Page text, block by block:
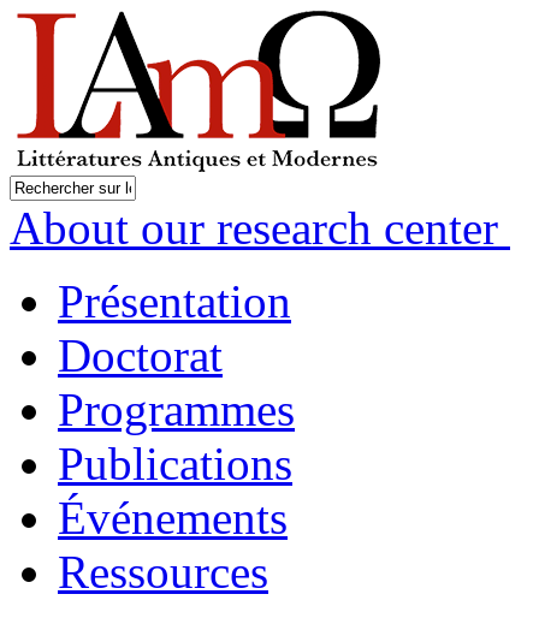
About our research center
Présentation
Doctorat
Programmes
Publications
Événements
Ressources